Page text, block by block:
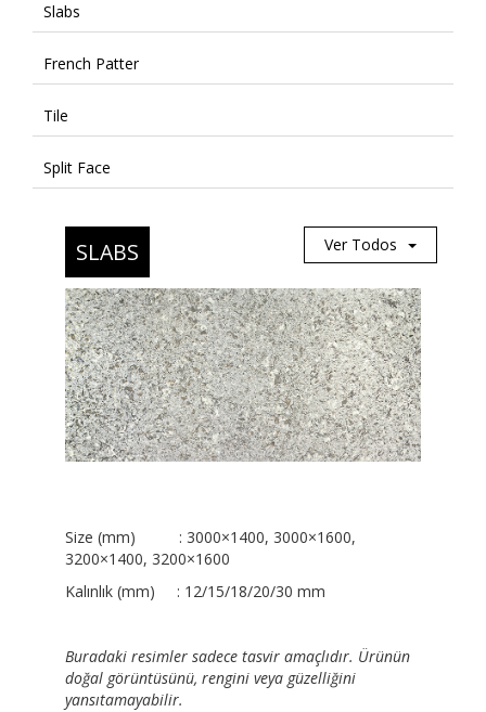
Slabs
French Patter
Tile
Split Face
Ver Todos
SLABS
Size (mm) : 3000×1400, 3000×1600,
3200×1400, 3200×1600
Kalınlık (mm) : 12/15/18/20/30 mm
Buradaki resimler sadece tasvir amaçlıdır. Ürünün
doğal görüntüsünü, rengini veya güzelliğini
yansıtamayabilir.